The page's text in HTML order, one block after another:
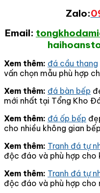
Zalo:
Email:
Xem thêm: đá cầu thang
vấn chọn mẫu phù hợp
Xem thêm: đá bàn bếp
mới nhất tại Tổng Kho
Xem thêm: đá ốp bếp
cho nhiều không gian
Xem thêm: Tranh đá tự
độc đáo và phù hợp
Xem thêm: Tranh đá tự
độc đáo và phù hợp